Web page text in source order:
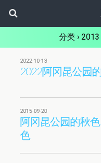
分类 ›
2022-10-13
2022阿冈昆公园
2015-09-20
阿冈昆公园的秋色
色